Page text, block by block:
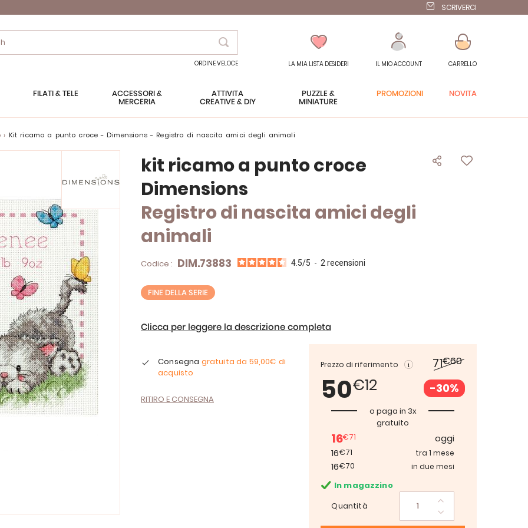
SCRIVERCI
Search
ORDINE VELOCE LA MIA LISTA DESIDERI IL MIO ACCOUNT CARRELLO
FILATI & TELE
ACCESSORI &
MERCERIA
ATTIVITÀ
CREATIVE & DIY
PUZZLE &
MINIATURE
PROMOZIONI NOVITÀ
kit ricamo a punto croce - Dimensions - Registro di nascita amici degli animali
kit ricamo a punto croce
Dimensions
Registro di nascita amici degli
animali
Codice : DIM.73883 4.5/5 - 2 recensioni
FINE DELLA SERIE
Clicca per leggere la descrizione completa
Prezzo di riferimento 71€60
50€12 -30%
o paga in 3x
gratuito
16€71
oggi
16€71 tra 1 mese
16€70 in due mesi
In magazzino
Quantità
Consegna gratuita da 59,00€ di
acquisto
RITIRO E CONSEGNA